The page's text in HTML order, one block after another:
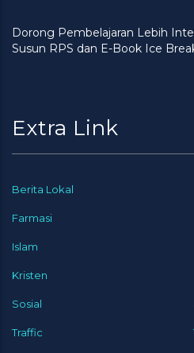
Dorong Pembelajaran Lebih
Susun RPS dan E-Book Ice
Extra Link
Berita Lokal
Farmasi
Islam
Kristen
Sosial
Traffic